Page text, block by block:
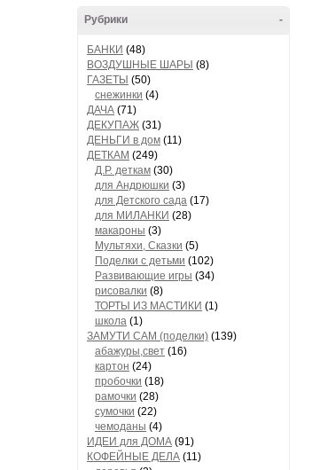
-
Рубрики
БАНКИ (48)
ВОЗДУШНЫЕ ШАРЫ (8)
ГАЗЕТЫ (50)
снежинки (4)
ДАЧА (71)
ДЕКУПАЖ (31)
ДЕНЬГИ в дом (11)
ДЕТКАМ (249)
Д.Р. деткам (30)
для Андрюшки (3)
для Детского сада (17)
для МИЛАНКИ (28)
макароны (3)
Мультяхи, Сказки (5)
Поделки с детьми (102)
Развивающие игры (34)
рисовалки (8)
ТОРТЫ ИЗ МАСТИКИ (1)
школа (1)
ЗАМУТИ САМ (поделки) (139)
абажуры,свет (16)
картон (24)
пробочки (18)
рамочки (28)
сумочки (22)
чемоданы (4)
ИДЕИ для ДОМА (91)
КОФЕЙНЫЕ ДЕЛА (11)